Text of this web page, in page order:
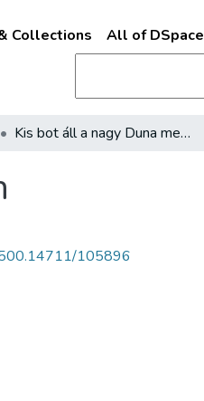
Collections All of DSpace
Kis bot áll a nagy Duna mentében
105896